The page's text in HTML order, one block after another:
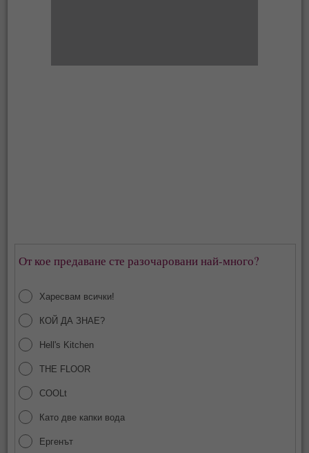
От кое предаване сте разочаровани най-много?
Харесвам всички!
КОЙ ДА ЗНАЕ?
Hell's Kitchen
THE FLOOR
COOLt
Като две капки вода
Ергенът